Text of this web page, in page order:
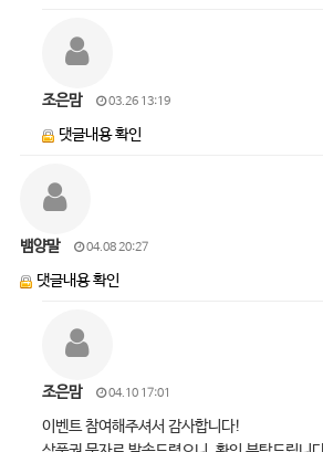
조은맘 03.26 13:19
댓글내용 확인
뱀양말 04.08 20:27
댓글내용 확인
조은맘 04.10 17:01
이벤트 참여해주셔서 감사합니다!